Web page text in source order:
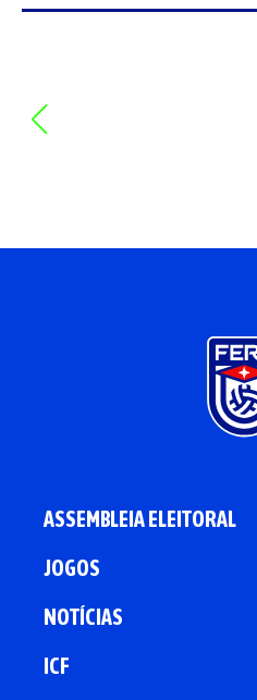
ASSEMBLEIA ELEITORAL
JOGOS
NOTÍCIAS
ICF